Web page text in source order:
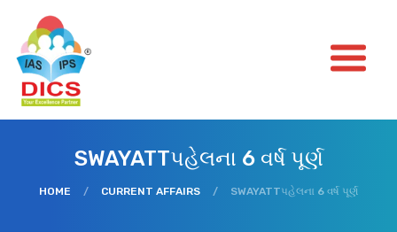
SWAYATTપહેલના 6 વર્ષ પૂર્ણ
HOME / CURRENT AFFAIRS / SWAYATTપહેલના 6 વર્ષ પૂર્ણ